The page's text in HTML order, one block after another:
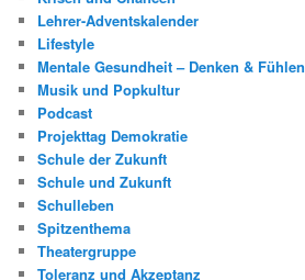
Lehrer-Adventskalender
Lifestyle
Mentale Gesundheit – Denken & Fühlen
Musik und Popkultur
Podcast
Projekttag Demokratie
Schule der Zukunft
Schule und Zukunft
Schulleben
Spitzenthema
Theatergruppe
Toleranz und Akzeptanz